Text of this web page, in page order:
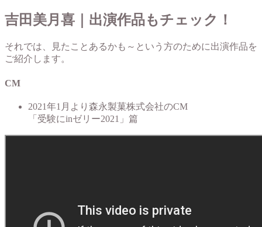
吉田美月喜｜出演作品もチェック！
それでは、見たことあるかも～という方のために出演作品を
ご紹介します。
CM
2021年1月より森永製菓株式会社のCM
「受験にinゼリー2021」篇